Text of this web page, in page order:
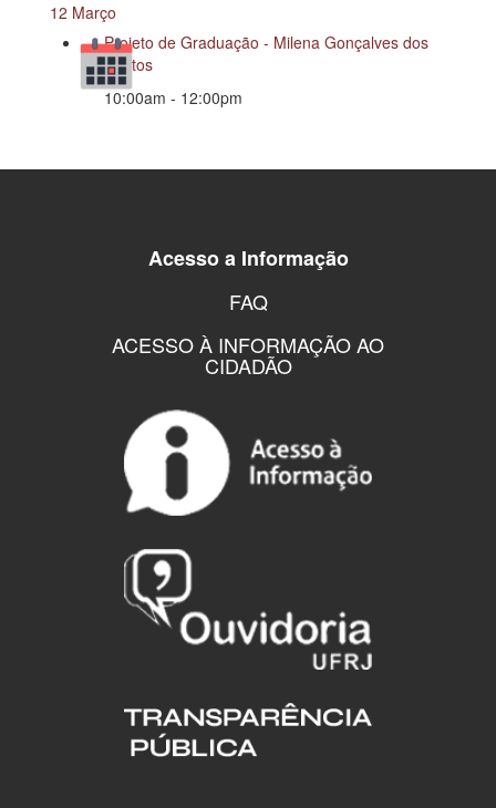
12 Março
Projeto de Graduação - Milena Gonçalves dos
Santos
10:00am - 12:00pm
Acesso a Informação
FAQ
ACESSO À INFORMAÇÃO AO
CIDADÃO